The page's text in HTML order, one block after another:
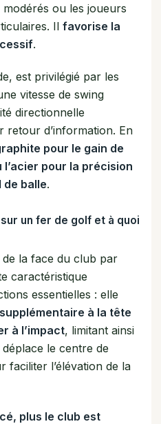
ou les joueurs
Il favorise la
.
est privilégié par les
vitesse de swing
directionnelle
retour d’information. En
pour le gain de
pour la précision
de balle.
un fer de golf et à quoi
de la face du club par
caractéristique
essentielles : elle
à la tête
à l’impact, limitant ainsi
le centre de
faciliter l’élévation de la
plus le club est